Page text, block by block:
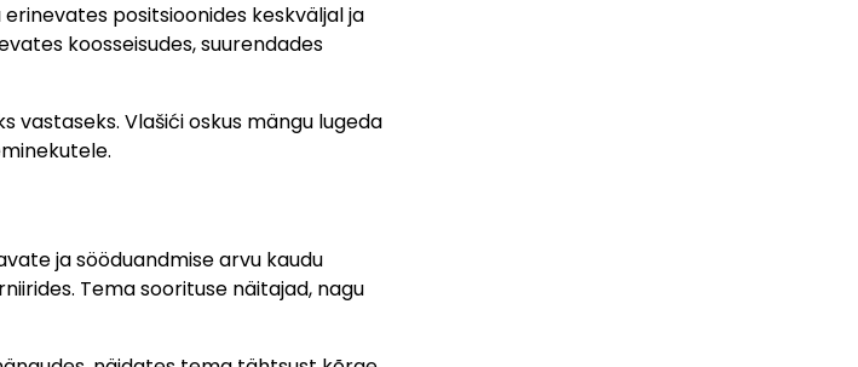
positsioonides keskväljal ja
koosseisudes, suurendades
vastaseks. Vlašići oskus mängu lugeda
ja sööduandmise arvu kaudu
Tema soorituse näitajad, nagu